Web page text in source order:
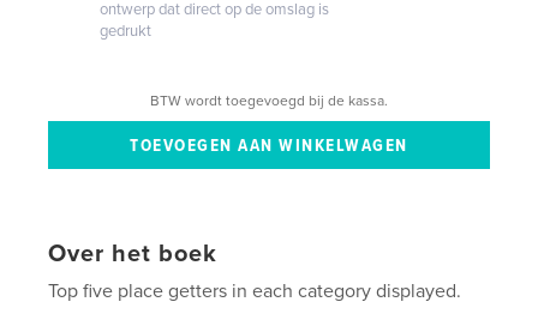
ontwerp dat direct op de omslag is
gedrukt
BTW wordt toegevoegd bij de kassa.
Over het boek
Top five place getters in each category displayed.